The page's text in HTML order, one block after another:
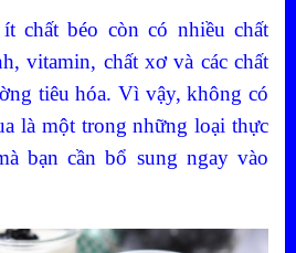
chất béo còn có nhiều chất
vitamin, chất xơ và các chất
tiêu hóa. Vì vậy, không có
là một trong những loại thực
bạn cần bổ sung ngay vào